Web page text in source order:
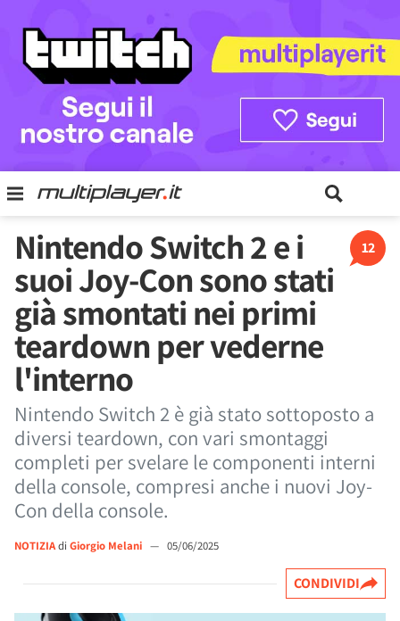
12
Nintendo Switch 2 e i
suoi Joy-Con sono stati
già smontati nei primi
teardown per vederne
l'interno
Nintendo Switch 2 è già stato sottoposto a
diversi teardown, con vari smontaggi
completi per svelare le componenti interni
della console, compresi anche i nuovi Joy-
Con della console.
NOTIZIAdi Giorgio Melani — 05/06/2025
CONDIVIDI